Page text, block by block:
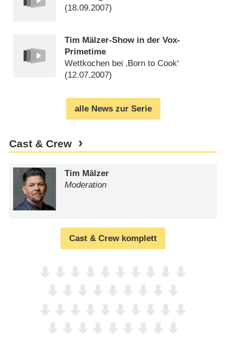
(18.09.2007)
Tim Mälzer-Show in der Vox-
Primetime
Wettkochen bei ‚Born to Cook‘
(12.07.2007)
alle News zur Serie
Cast & Crew
Tim Mälzer
Moderation
Cast & Crew komplett